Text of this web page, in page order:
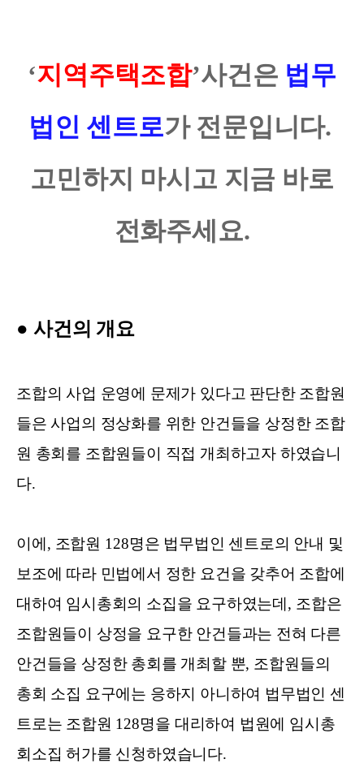
‘지역주택조합’사건은 법무
법인 센트로가 전문입니다.
고민하지 마시고 지금 바로
전화주세요.
● 사건의 개요
조합의 사업 운영에 문제가 있다고 판단한 조합원
들은 사업의 정상화를 위한 안건들을 상정한 조합
원 총회를 조합원들이 직접 개최하고자 하였습니
다.
이에 , 조합원 128명은 법무법인 센트로의 안내 및
보조에 따라 민법에서 정한 요건을 갖추어 조합에
대하여 임시총회의 소집을 요구하였는데 , 조합은
조합원들이 상정을 요구한 안건들과는 전혀 다른
안건들을 상정한 총회를 개최할 뿐, 조합원들의
총회 소집 요구에는 응하지 아니하여 법무법인 센
트로는 조합원 128명을 대리하여 법원에 임시총
회소집 허가를 신청하였습니다.